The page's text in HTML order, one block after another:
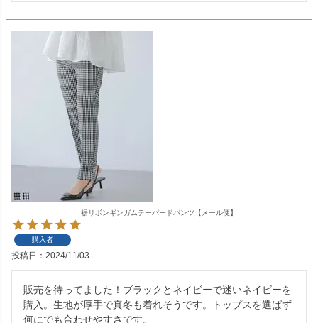
裾リボンギンガムテーパードパンツ【メール便】
購入者
投稿日 2024/11/03
販売を待ってました！ブラックとネイビーで迷いネイビーを
購入。生地が厚手で真冬も着れそうです。トップスを選ばず
何にでも合わせやすさです。